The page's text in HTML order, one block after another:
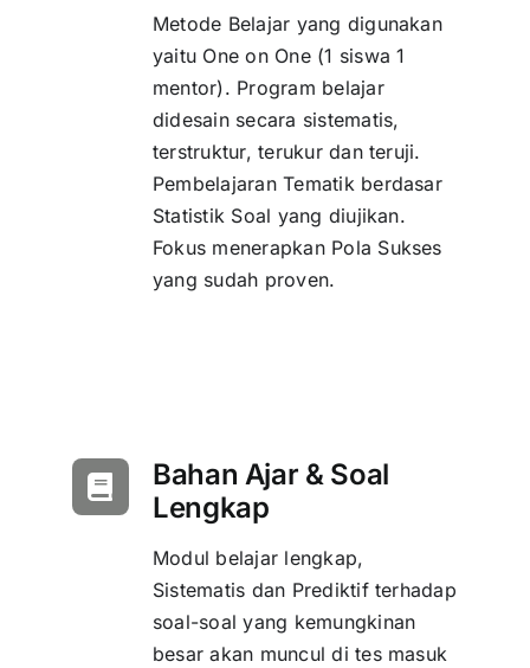
Metode Belajar yang digunakan
yaitu One on One (1 siswa 1
mentor). Program belajar
didesain secara sistematis,
terstruktur, terukur dan teruji.
Pembelajaran Tematik berdasar
Statistik Soal yang diujikan.
Fokus menerapkan Pola Sukses
yang sudah proven.
Bahan Ajar & Soal
Lengkap
Modul belajar lengkap,
Sistematis dan Prediktif terhadap
soal-soal yang kemungkinan
besar akan muncul di tes masuk